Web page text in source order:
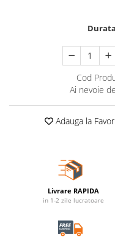
Cod
Ai nevoie
Adauga la
Livrare RAPIDA
in 1-2 zile lucratoare